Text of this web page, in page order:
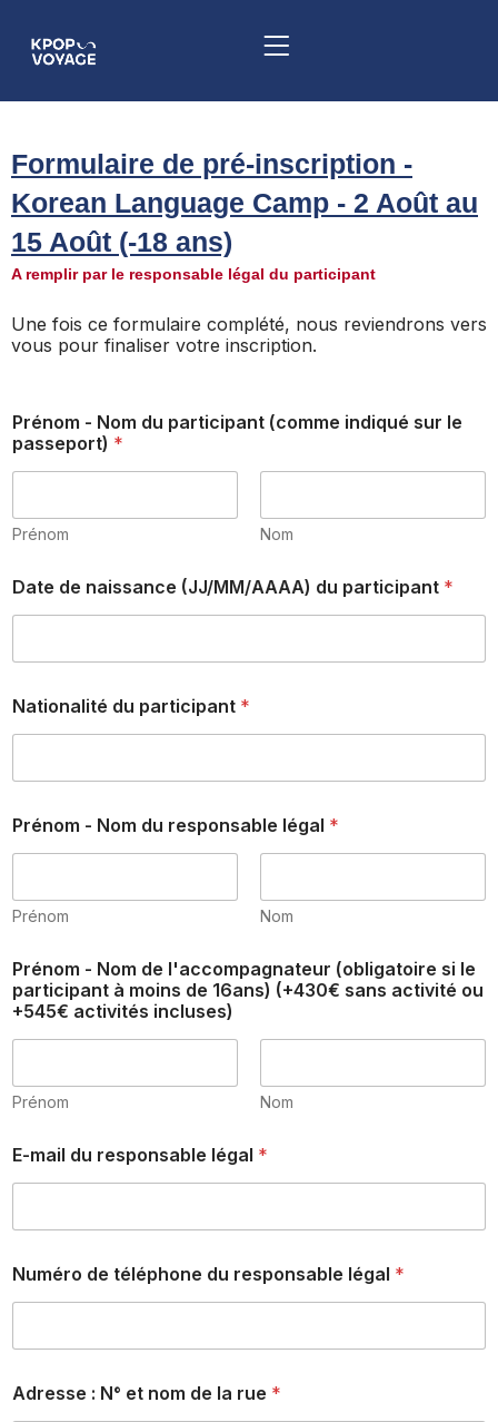
Formulaire de pré-inscription -
Korean Language Camp - 2 Août au
15 Août (-18 ans)
A remplir par le responsable légal du participant
Une fois ce formulaire complété, nous reviendrons vers
vous pour finaliser votre inscription.
Prénom - Nom du participant (comme indiqué sur le
passeport) *
Prénom Nom
Date de naissance (JJ/MM/AAAA) du participant *
Nationalité du participant *
Prénom - Nom du responsable légal *
Prénom Nom
°
l
e
(
o
m
e
Prénom - Nom de l'accompagnateur (obligatoire si le
participant à moins de 16ans) (+430€ sans activité ou
+545€ activités incluses)
Prénom Nom
E-mail du responsable légal *
N
i
e
u
i
Numéro de téléphone du responsable légal *
Adresse : N° et nom de la rue *